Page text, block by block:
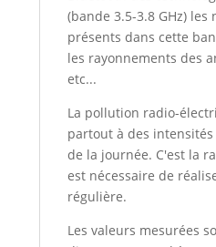
(bande 3.5-3.8 GHz)
présents dans cette
les rayonnements des
etc...
La pollution radio-
partout à des
de la journée. C'est la
est nécessaire de
régulière.
Les valeurs mesurées